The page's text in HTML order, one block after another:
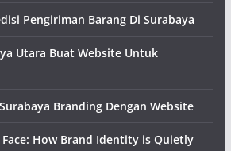
Pengiriman Barang Di Surabaya
Utara Buat Website Untuk
Branding Dengan Website
How Brand Identity is Quietly